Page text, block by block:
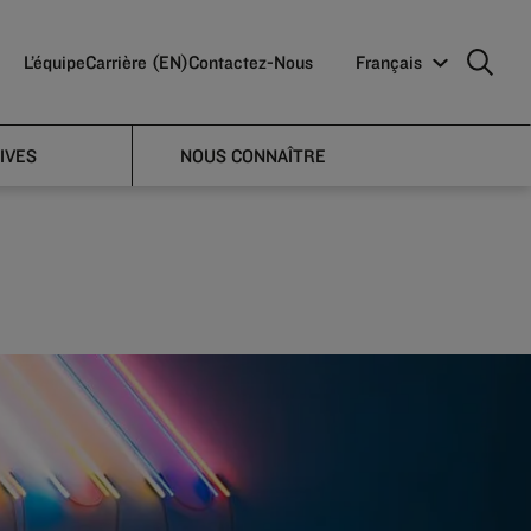
L’équipeCarrière (EN)Contactez-Nous Français
NOUS CONNAÎTRE